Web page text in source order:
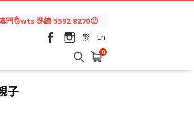
門👌wts 熱線 5592 8270🙂
繁
En
0
子